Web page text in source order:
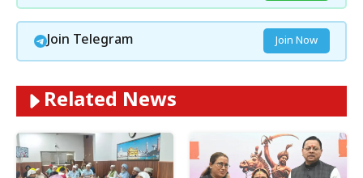
Join Telegram Join Now
Related News